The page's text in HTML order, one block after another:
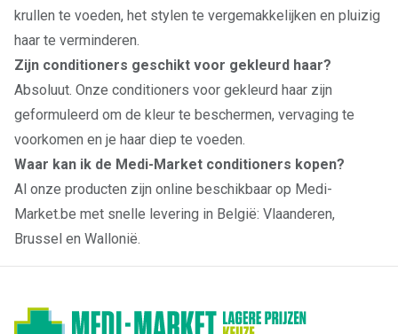
krullen te voeden, het stylen te vergemakkelijken en pluizig
haar te verminderen.
Zijn conditioners geschikt voor gekleurd haar?
Absoluut. Onze conditioners voor gekleurd haar zijn
geformuleerd om de kleur te beschermen, vervaging te
voorkomen en je haar diep te voeden.
Waar kan ik de Medi-Market conditioners kopen?
Al onze producten zijn online beschikbaar op Medi-
Market.be met snelle levering in België: Vlaanderen,
Brussel en Wallonië.